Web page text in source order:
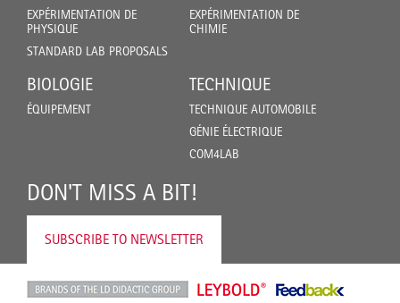
EXPÉRIMENTATION DE
PHYSIQUE
STANDARD LAB PROPOSALS
EXPÉRIMENTATION DE
CHIMIE
BIOLOGIE
ÉQUIPEMENT
TECHNIQUE
TECHNIQUE AUTOMOBILE
GÉNIE ÉLECTRIQUE
COM4LAB
DON'T MISS A BIT!
SUBSCRIBE TO NEWSLETTER